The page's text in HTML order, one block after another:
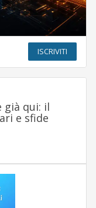
ISCRIVITI
qui: il
e sfide